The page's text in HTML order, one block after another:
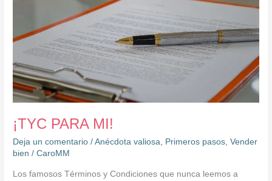
¡TYC PARA MI!
Deja un comentario /Anécdota valiosa Primeros pasos ,Vender
bien /CaroMM
Los famosos Términos y Condiciones que nunca leemos a